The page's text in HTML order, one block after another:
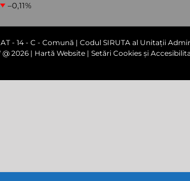
–0,11%
- 14 - C - Comună | Codul SIRUTA al Unitații
@2026 | Hartă Website| Setări Cookies și